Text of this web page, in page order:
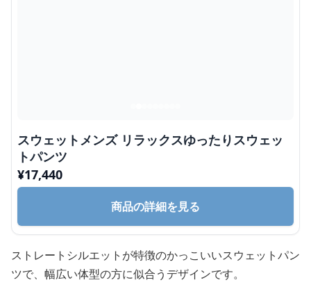
スウェットメンズ リラックスゆったりスウェッ
トパンツ
¥17,440
商品の詳細を見る
ストレートシルエットが特徴のかっこいいスウェットパン
ツで、幅広い体型の方に似合うデザインです。